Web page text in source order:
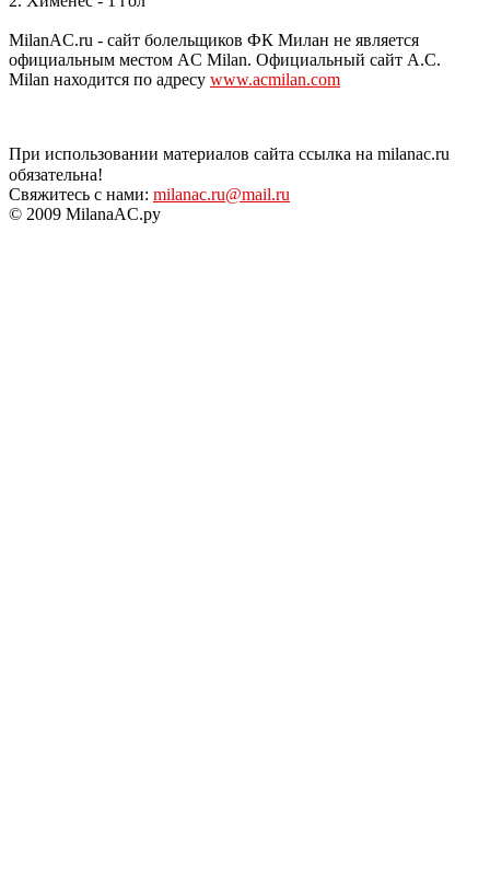
MilanAC.ru - сайт болельщиков ФК Милан не является
официальным местом AC Milan. Официальный сайт A.C.
Milan находится по адресу www.acmilan.com
При использовании материалов сайта ссылка на milanac.ru
обязательна!
Свяжитесь с нами: milanac.ru@mail.ru
© 2009 MilanaAC.ру